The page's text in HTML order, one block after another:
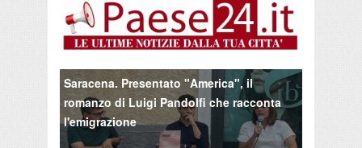
Saracena. Presentato "America", il
romanzo di Luigi Pandolfi che racconta
l'emigrazione